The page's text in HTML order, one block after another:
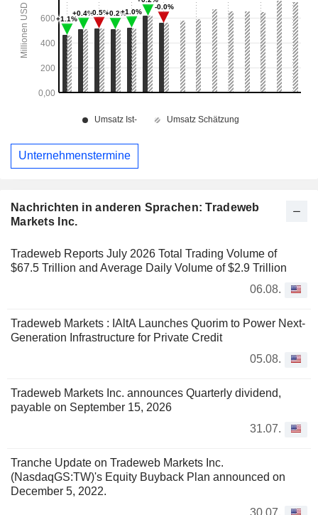
Nachrichten in anderen Sprachen: Tradeweb
Markets Inc.
Tradeweb Reports July 2026 Total Trading Volume of
$67.5 Trillion and Average Daily Volume of $2.9 Trillion
06.08.
Tradeweb Markets : IAltA Launches Quorim to Power Next-
Generation Infrastructure for Private Credit
05.08.
Tradeweb Markets Inc. announces Quarterly dividend,
payable on September 15, 2026
31.07.
Tranche Update on Tradeweb Markets Inc.
(NasdaqGS:TW)'s Equity Buyback Plan announced on
December 5, 2022.
30.07.
Unternehmenstermine